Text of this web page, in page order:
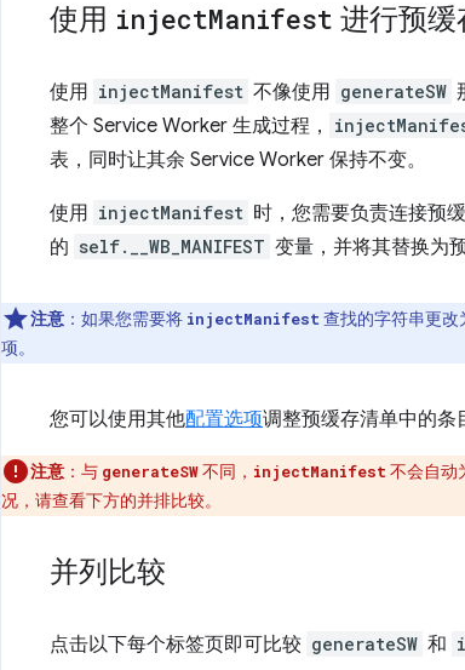
使用 injectManifest 进行预缓
使用 injectManifest 不像使用 generateSW
整个 Service Worker 生成过程，
表，同时让其余 Service Worker 保持不变。
使用 injectManifest 时，您需要负责连接预缓
的 self.__WB_MANIFEST 变量，并将其替换为
注意 ：如果您需要将 injectManifest 查找的字符串更改
项。
您可以使用其他配置选项调整预缓存清单中的条
注意 ：与 generateSW不同， injectManifest 不会自动
况，请查看下方的并排比较。
并列比较
点击以下每个标签页即可比较 generateSW 和